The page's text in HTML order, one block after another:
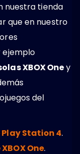
nuestra tienda
que en nuestro
ejemplo
XBOX Oney
del
Station 4.
One.